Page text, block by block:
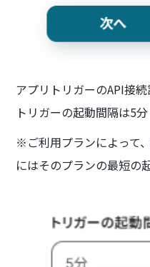
アプリトリガーのAPI接
トリガーの起動間隔は5
※ご利用プランによって
にはそのプランの最短の